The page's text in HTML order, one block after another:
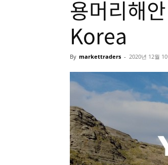
용머리해
Korea
By markettraders - 2020년 12월